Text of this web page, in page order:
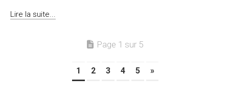
Lire la suite...
Page 1 sur 5
1 2 3 4 5 »